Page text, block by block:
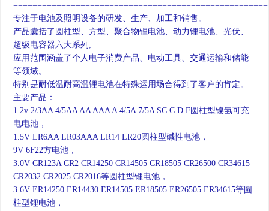
专注于电池及照明设备的研发、生产、加工和销售。
产品囊括了圆柱型、方型、聚合物锂电池、动力锂电池、光伏、
超级电容器六大系列,
应用范围涵盖了个人电子消费产品、电动工具、交通运输和储能
等领域。
特别是耐低温耐高温锂电池在特殊运用场合得到了客户的肯定。
主要产品：
1.2v 2/3AA 4/5AA AA AAA A 4/5A 7/5A SC C D F圆柱型镍氢可充
电电池，
1.5V LR6AA LR03AAA LR14 LR20圆柱型碱性电池，
9V 6F22方电池，
3.0V CR123A CR2 CR14250 CR14505 CR18505 CR26500 CR34615
CR2032 CR2025 CR2016等圆柱型锂电池，
3.6V ER14250 ER14430 ER14505 ER18505 ER26505 ER34615等圆
柱型锂电池，